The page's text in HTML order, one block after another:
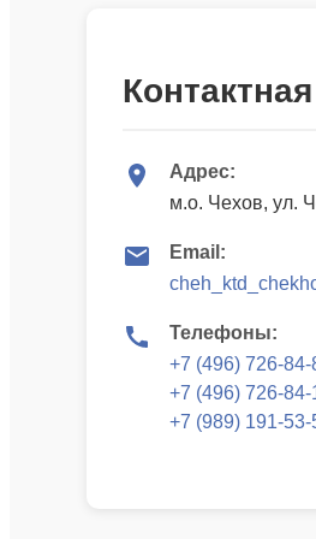
Адрес:
м.о. Чехов, ул.
Email:
Телефоны:
+7 (496) 726-84-
+7 (496) 726-84-
+7 (989) 191-53-